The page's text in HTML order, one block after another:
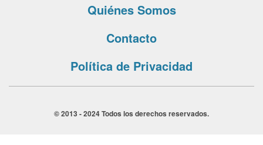
Quiénes Somos
Contacto
Política de Privacidad
© 2013 - 2024 Todos los derechos reservados.